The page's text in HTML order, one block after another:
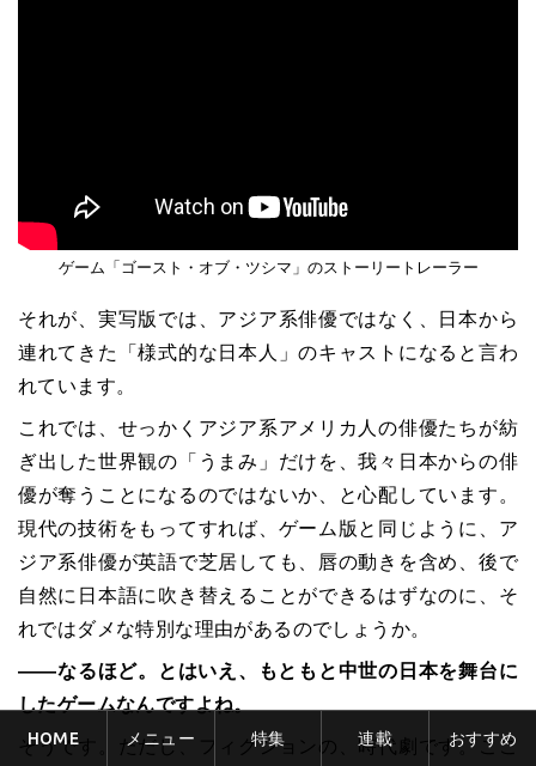
ゲーム「ゴースト・オブ・ツシマ」のストーリートレーラー
それが、実写版では、アジア系俳優ではなく、日本から
連れてきた「様式的な日本人」のキャストになると言わ
れています。
これでは、せっかくアジア系アメリカ人の俳優たちが紡
ぎ出した世界観の「うまみ」だけを、我々日本からの俳
優が奪うことになるのではないか、と心配しています。
現代の技術をもってすれば、ゲーム版と同じように、ア
ジア系俳優が英語で芝居しても、唇の動きを含め、後で
自然に日本語に吹き替えることができるはずなのに、そ
れではダメな特別な理由があるのでしょうか。
――なるほど。とはいえ、もともと中世の日本を舞台に
したゲームなんですよね。
そうです。ただし、フィクションの、時代劇です。ここ
HOME メニュー 特集 連載 おすすめ